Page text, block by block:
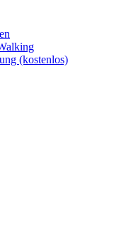
(kostenlos)